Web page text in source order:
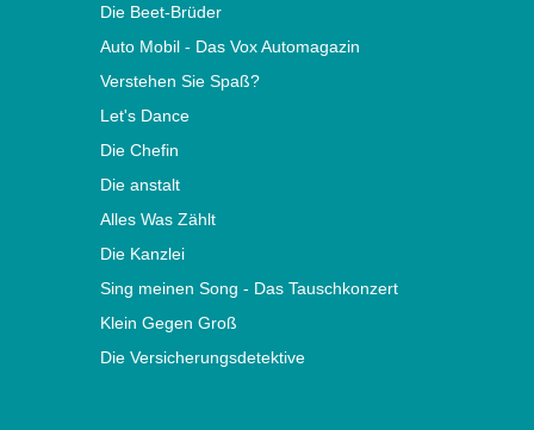
Die Beet-Brüder
Auto Mobil - Das Vox Automagazin
Verstehen Sie Spaß?
Let's Dance
Die Chefin
Die anstalt
Alles Was Zählt
Die Kanzlei
Sing meinen Song - Das Tauschkonzert
Klein Gegen Groß
Die Versicherungsdetektive